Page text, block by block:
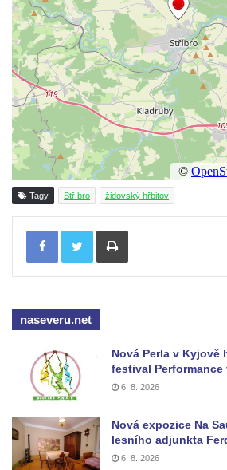
Židovský hřbitov Praskolesy
Židovský hřbitov Milevsko
Tagy Stříbro židovský hřbitov
Tisknout
naseveru.net
Nová Perla v Kyjově
festival Performance
6. 8. 2026
Nová expozice Na
lesního adjunkta
6. 8. 2026